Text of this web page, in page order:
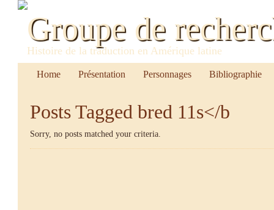
Groupe de
Histoire de la traduction en Amérique latine
Home Présentation Personnages Bibliographie
Posts Tagged bred 11s</b
Sorry, no posts matched your criteria.